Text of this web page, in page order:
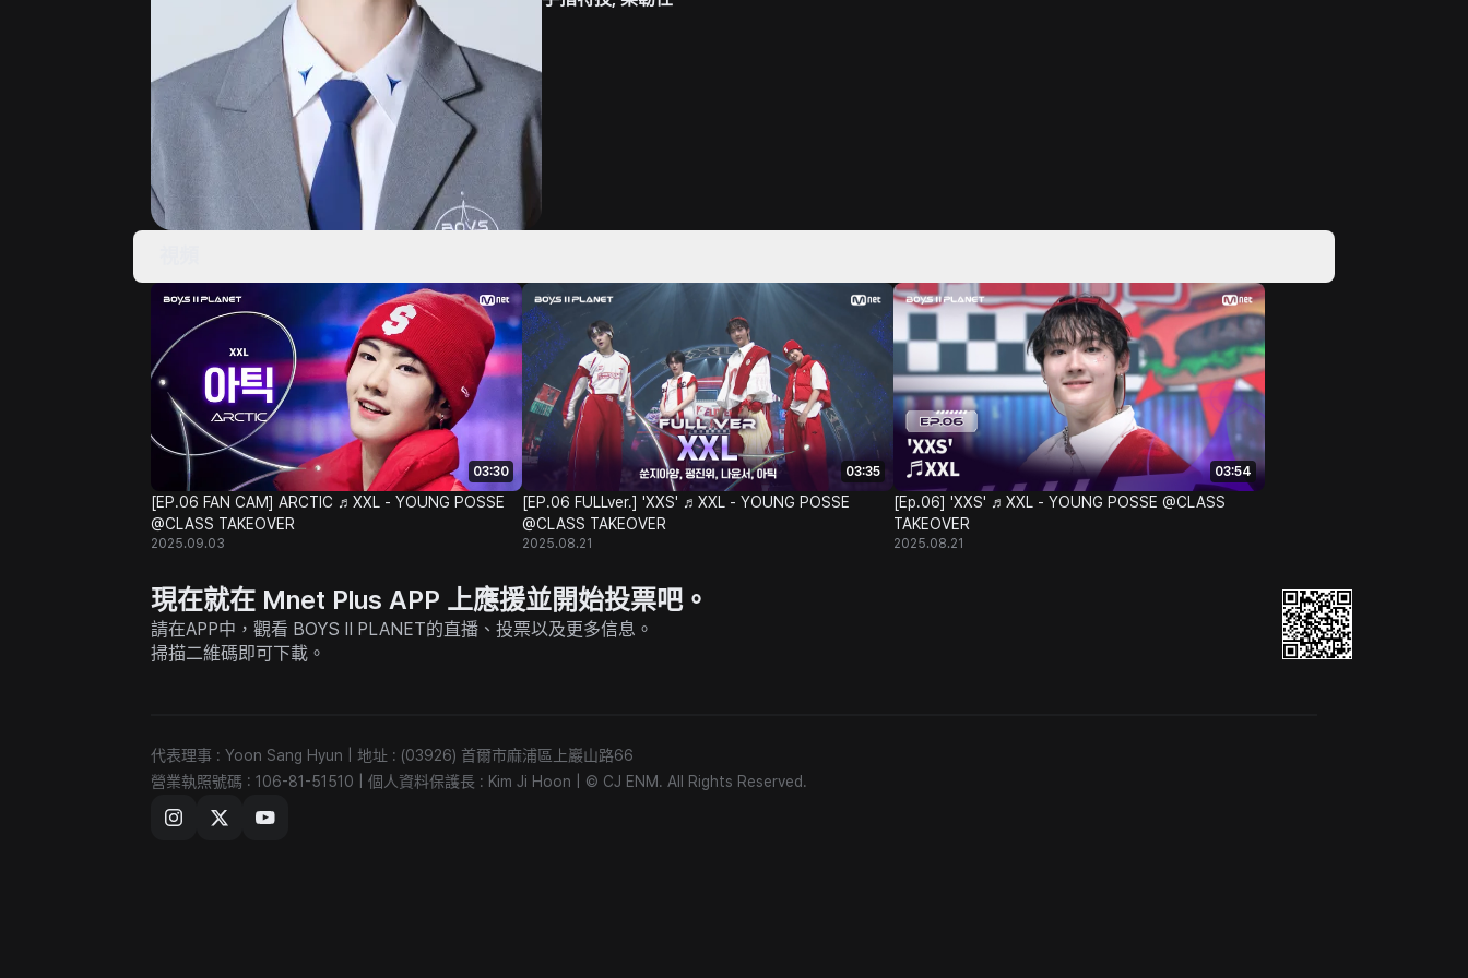
03:30
[EP.06 FAN CAM] ARCTIC ♬XXL - YOUNG POSSE
@CLASS TAKEOVER
2025.09.03
03:35
[EP.06 FULLver.] 'XXS' ♬XXL - YOUNG POSSE
@CLASS TAKEOVER
2025.08.21
03:54
[Ep.06] 'XXS' ♬XXL - YOUNG POSSE @CLASS
TAKEOVER
2025.08.21
現在就在 Mnet Plus APP 上應援並開始投票吧。
請在APP中，觀看 BOYS II PLANET的直播、投票以及更多信息。
掃描二維碼即可下載。
代表理事 : Yoon Sang Hyun
地址 : (03926) 首爾市麻浦區上巖山路66
營業執照號碼 : 106-81-51510
個人資料保護長 : Kim Ji Hoon © CJ ENM. All Rights Reserved.